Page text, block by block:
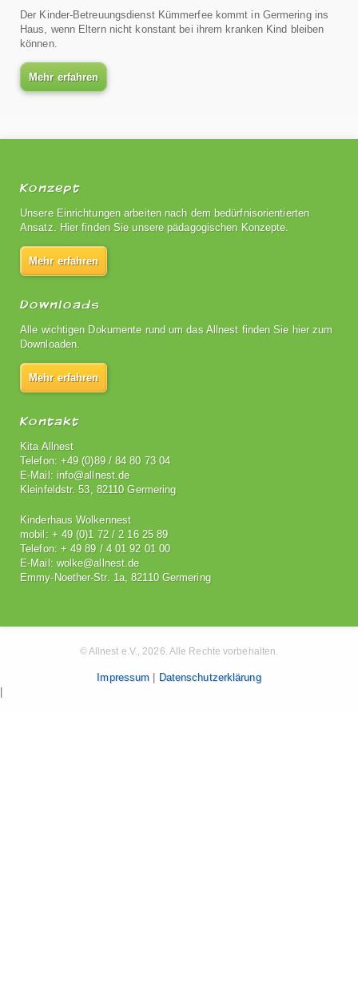
Der Kinder-Betreuungsdienst Kümmerfee kommt in Germering ins
Haus, wenn Eltern nicht konstant bei ihrem kranken Kind bleiben
können.
Mehr erfahren
Konzept
Unsere Einrichtungen arbeiten nach dem bedürfnisorientierten
Ansatz. Hier finden Sie unsere pädagogischen Konzepte.
Mehr erfahren
Downloads
Alle wichtigen Dokumente rund um das Allnest finden Sie hier zum
Downloaden.
Mehr erfahren
Kontakt
Kita Allnest
Telefon: +49 (0)89 / 84 80 73 04
E-Mail: info@allnest.de
Kleinfeldstr. 53, 82110 Germering
Kinderhaus Wolkennest
mobil: + 49 (0)1 72 / 2 16 25 89
Telefon: + 49 89 / 4 01 92 01 00
E-Mail: wolke@allnest.de
Emmy-Noether-Str. 1a, 82110 Germering
© Allnest e.V., 2026. Alle Rechte vorbehalten.
Impressum
Datenschutzerklärung